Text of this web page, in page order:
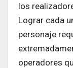
los
Lograr cada
personaje
operadores